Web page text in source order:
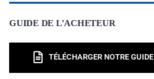
GUIDE DE L’ACHETEUR
TÉLÉCHARGER NOTRE GUIDE